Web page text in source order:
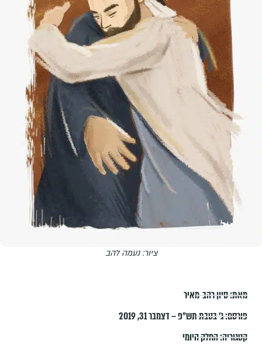
ציור: נעמה להב
מאת:סיון רהב-מאיר
פורסם:ג׳ בטבת תש״פ – דצמבר 31, 2019
קטגוריה:החלק היומי